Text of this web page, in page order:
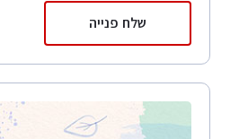
שלח פנייה